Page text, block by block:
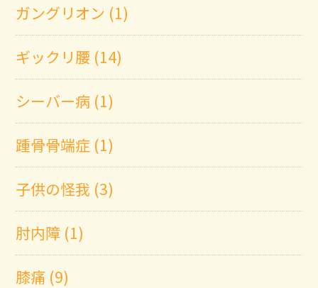
ガングリオン (1)
ギックリ腰 (14)
シーバー病 (1)
踵骨骨端症 (1)
子供の怪我 (3)
肘内障 (1)
膝痛 (9)